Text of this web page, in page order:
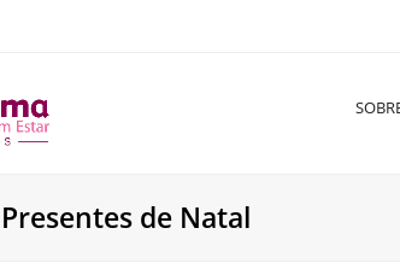
Presentes de Natal